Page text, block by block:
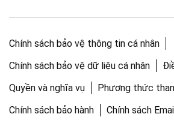
Chính sách bảo vệ thông tin cá nhân
Chính sách bảo vệ dữ liệu cá nhân
Quyền và nghĩa vụ
Phương thức
Chính sách bảo hành
Chính sách